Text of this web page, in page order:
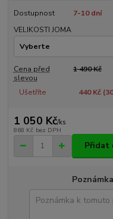
Dostupnost
7-10 dní
VELIKOSTI JOMA
Cena před
slevou
1 490 Kč
Ušetříte 440 Kč (30
1 050 Kč/ks
868 Kč bez DPH
Přidat